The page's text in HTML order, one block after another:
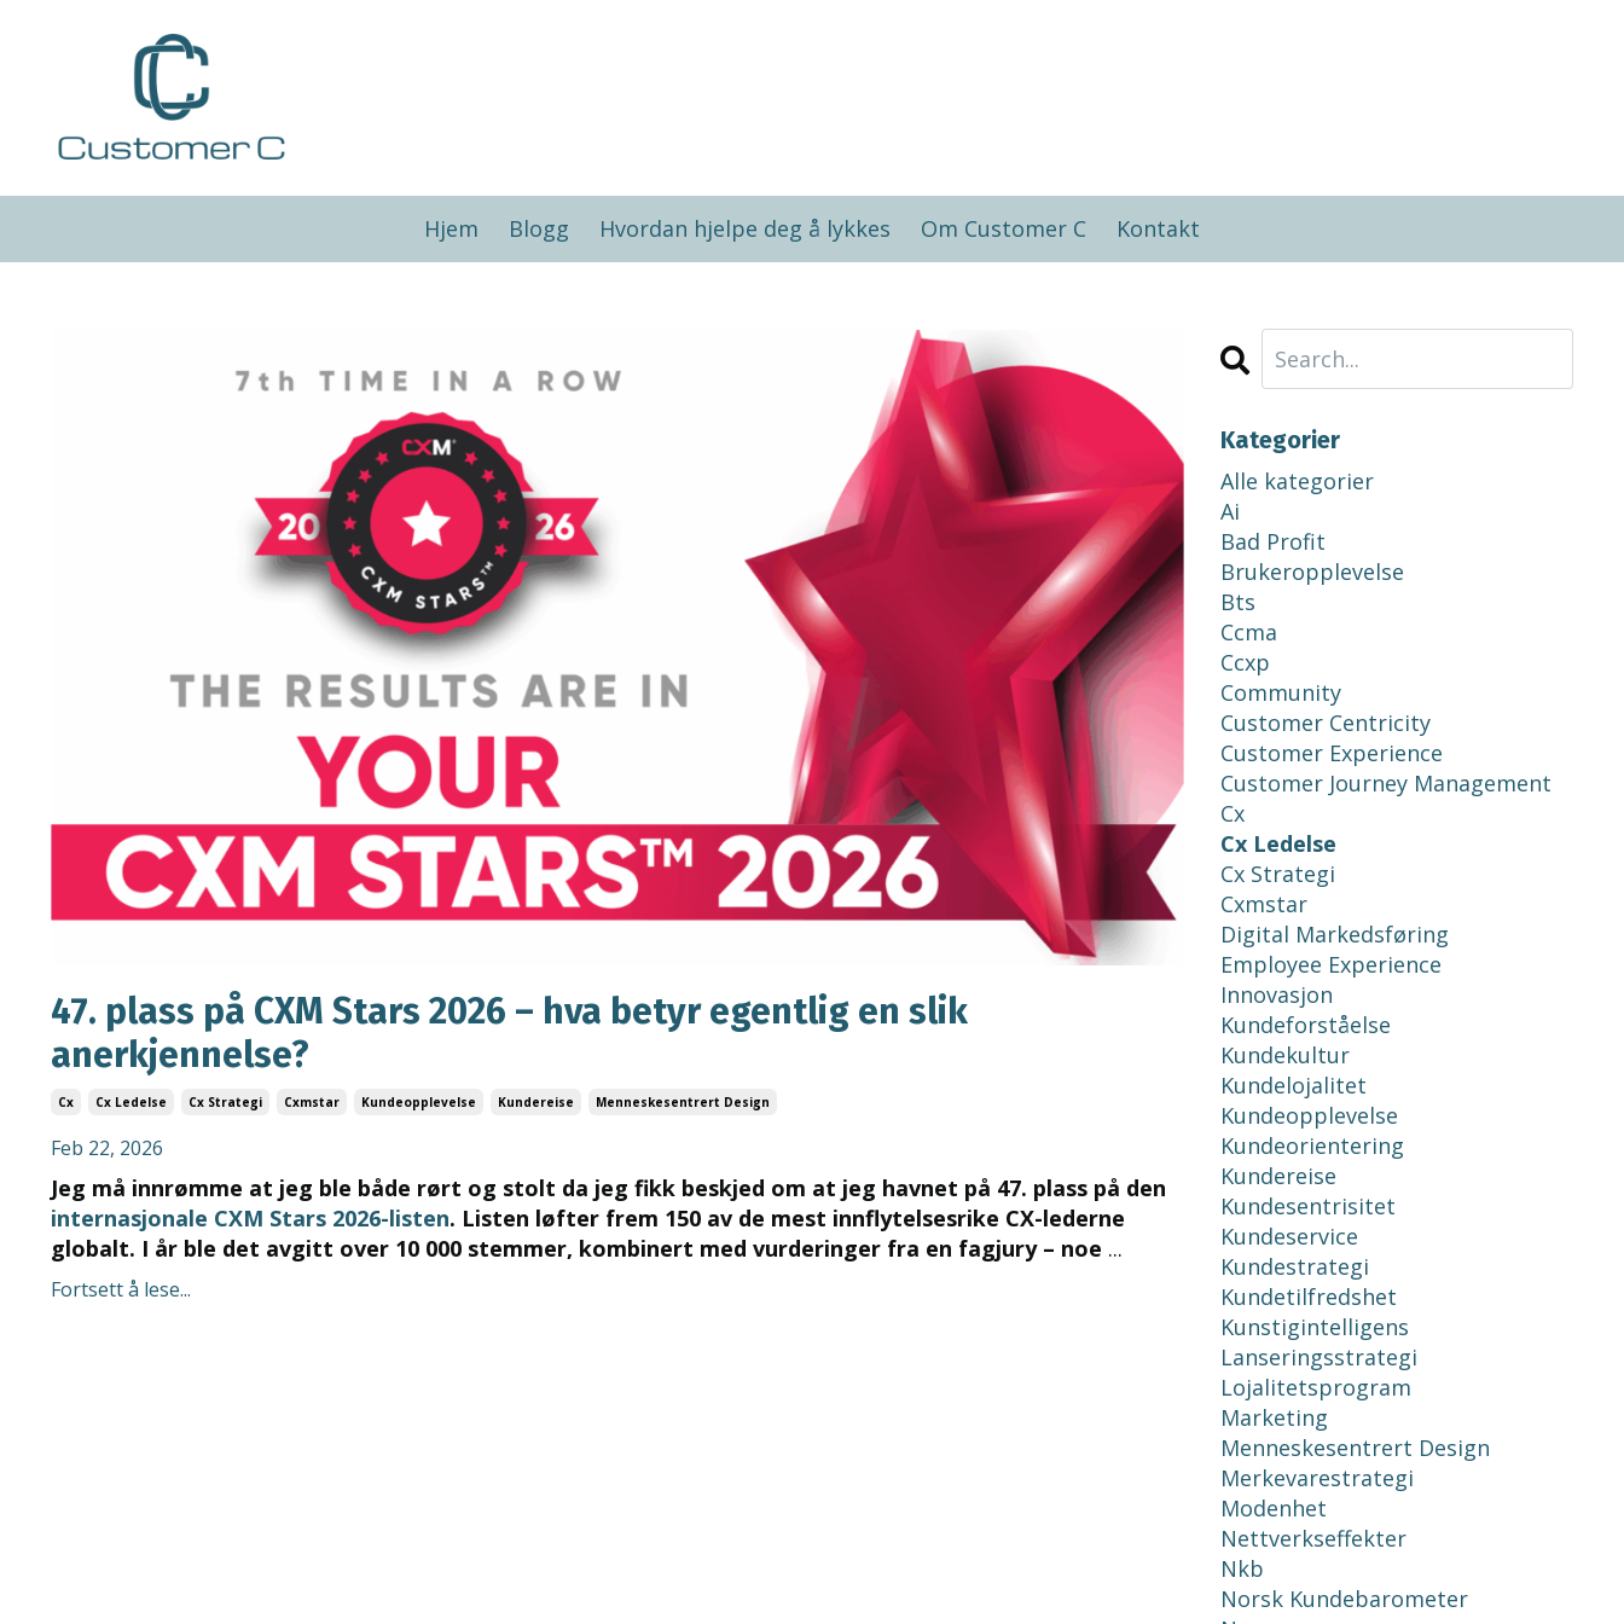
Hjem Blogg Hvordan hjelpe deg å lykkes Om Customer C Kontakt
47. plass på CXM Stars 2026 – hva betyr egentlig en slik
anerkjennelse?
Cx Cx Ledelse Cx Strategi Cxmstar Kundeopplevelse Kundereise Menneskesentrert Design
Feb 22, 2026
Jeg må innrømme at jeg ble både rørt og stolt da jeg fikk beskjed om at jeg havnet på 47. plass på den
internasjonale CXM Stars 2026-listen. Listen løfter frem 150 av de mest innflytelsesrike CX-lederne
globalt. I år ble det avgitt over 10 000 stemmer, kombinert med vurderinger fra en fagjury – noe ...
Fortsett å lese...
Kategorier
Alle kategorier
Ai
Bad Profit
Brukeropplevelse
Bts
Ccma
Ccxp
Community
Customer Centricity
Customer Experience
Customer Journey Management
Cx
Cx Ledelse
Cx Strategi
Cxmstar
Digital Markedsføring
Employee Experience
Innovasjon
Kundeforståelse
Kundekultur
Kundelojalitet
Kundeopplevelse
Kundeorientering
Kundereise
Kundesentrisitet
Kundeservice
Kundestrategi
Kundetilfredshet
Kunstigintelligens
Lanseringsstrategi
Lojalitetsprogram
Marketing
Menneskesentrert Design
Merkevarestrategi
Modenhet
Nettverkseffekter
Nkb
Norsk Kundebarometer